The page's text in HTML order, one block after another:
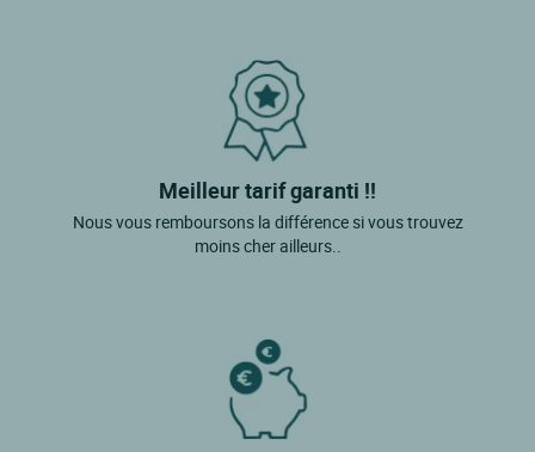
Meilleur tarif garanti !!
Nous vous remboursons la différence si vous trouvez
moins cher ailleurs..